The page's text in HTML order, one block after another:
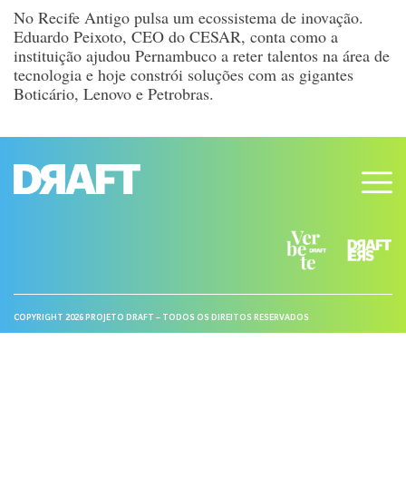
No Recife Antigo pulsa um ecossistema de inovação.
Eduardo Peixoto, CEO do CESAR, conta como a
instituição ajudou Pernambuco a reter talentos na área de
tecnologia e hoje constrói soluções com as gigantes
Boticário, Lenovo e Petrobras.
COPYRIGHT 2026 PROJETO DRAFT – TODOS OS DIREITOS RESERVADOS